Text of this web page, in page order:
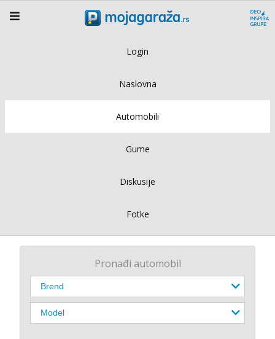
Login
Naslovna
Automobili
Gume
Diskusije
Fotke
Pronađi automobil